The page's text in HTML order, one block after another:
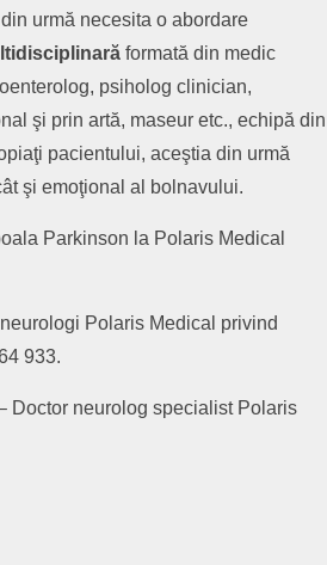
urmă necesita o abordare
formată din medic
psiholog clinician,
şi prin artă, maseur etc., echipă din
pacientului, aceştia din urmă
şi emoţional al bolnavului.
Parkinson la Polaris Medical
Polaris Medical privind
933.
Doctor neurolog specialist Polaris